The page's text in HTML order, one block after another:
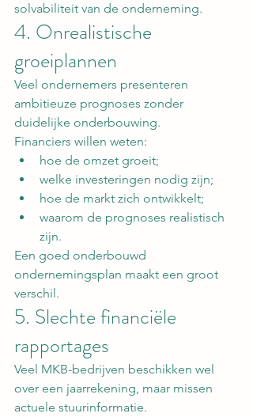
solvabiliteit van de onderneming.
4. Onrealistische
groeiplannen
Veel ondernemers presenteren
ambitieuze prognoses zonder
duidelijke onderbouwing.
Financiers willen weten:
hoe de omzet groeit;
welke investeringen nodig zijn;
hoe de markt zich ontwikkelt;
waarom de prognoses realistisch
zijn.
Een goed onderbouwd
ondernemingsplan maakt een groot
verschil.
5. Slechte financiële
rapportages
Veel MKB-bedrijven beschikken wel
over een jaarrekening, maar missen
actuele stuurinformatie.